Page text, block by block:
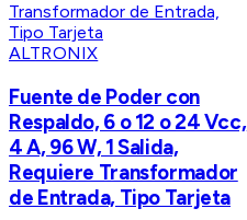
ALTRONIX
Fuente de Poder con
Respaldo, 6 o 12 o 24 Vcc,
4 A, 96 W, 1 Salida,
Requiere Transformador
de Entrada, Tipo Tarjeta